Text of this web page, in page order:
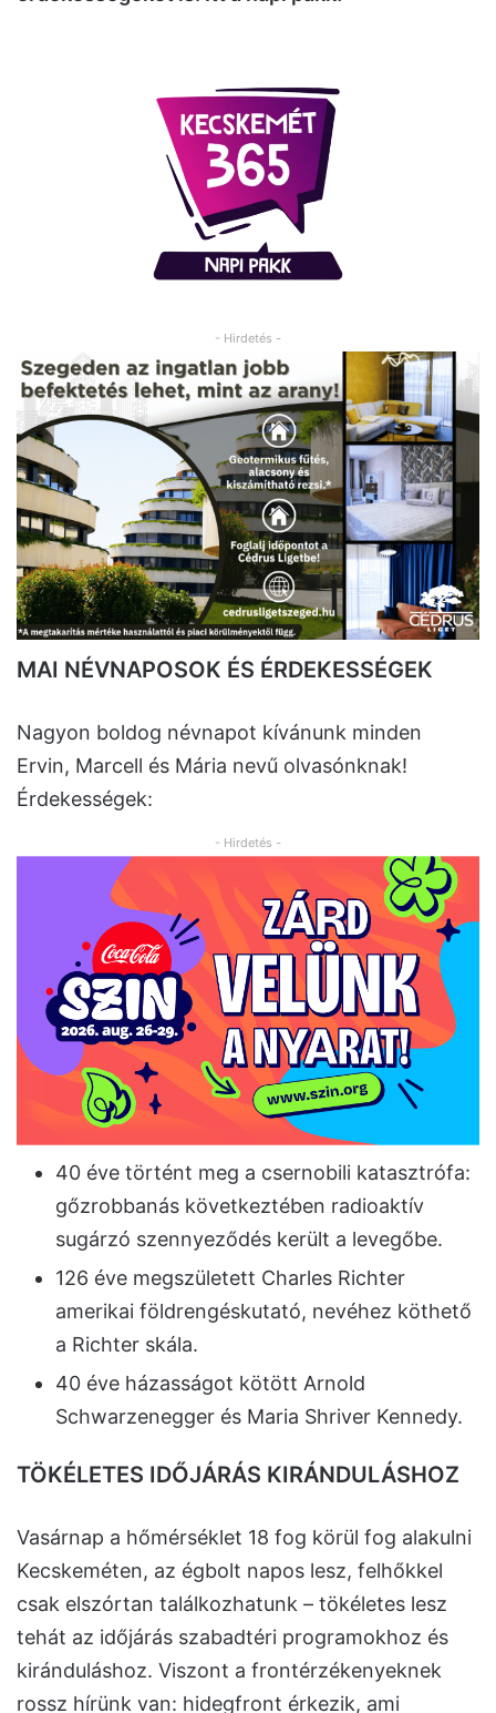
- Hirdetés -
MAI NÉVNAPOSOK ÉS ÉRDEKESSÉGEK
Nagyon boldog névnapot kívánunk minden
Ervin, Marcell és Mária nevű olvasónknak!
Érdekességek:
- Hirdetés -
40 éve történt meg a csernobili katasztrófa:
gőzrobbanás következtében radioaktív
sugárzó szennyeződés került a levegőbe.
126 éve megszületett Charles Richter
amerikai földrengéskutató, nevéhez köthető
a Richter skála.
40 éve házasságot kötött Arnold
Schwarzenegger és Maria Shriver Kennedy.
TÖKÉLETES IDŐJÁRÁS KIRÁNDULÁSHOZ
Vasárnap a hőmérséklet 18 fog körül fog alakulni
Kecskeméten, az égbolt napos lesz, felhőkkel
csak elszórtan találkozhatunk – tökéletes lesz
tehát az időjárás szabadtéri programokhoz és
kiránduláshoz. Viszont a frontérzékenyeknek
rossz hírünk van: hidegfront érkezik, ami